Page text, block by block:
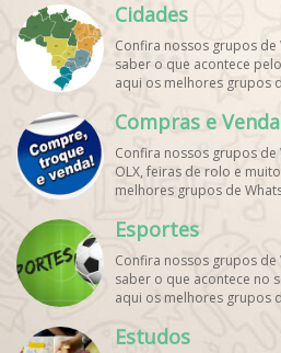
graça!
Cidades
Confira nossos grupos
saber o que acontece
aqui os melhores grupos
Compras e
Confira nossos grupos
OLX, feiras de rolo e
melhores grupos de
Esportes
Confira nossos grupos
saber o que acontece no
aqui os melhores grupos
Estudos